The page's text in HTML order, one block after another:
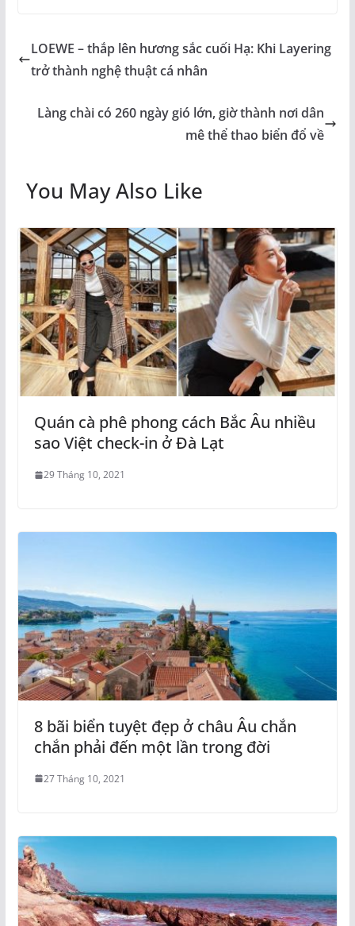
LOEWE – thắp lên hương sắc cuối Hạ: Khi Layering
trở thành nghệ thuật cá nhân
Làng chài có 260 ngày gió lớn, giờ thành nơi dân
mê thể thao biển đổ về
You May Also Like
Quán cà phê phong cách Bắc Âu nhiều
sao Việt check-in ở Đà Lạt
29 Tháng 10, 2021
8 bãi biển tuyệt đẹp ở châu Âu chắn
chắn phải đến một lần trong đời
27 Tháng 10, 2021